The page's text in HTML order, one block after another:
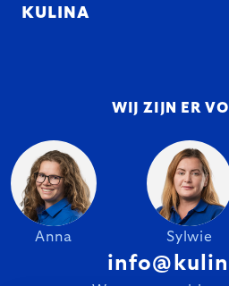
KULINA
WIJ ZIJN ER
Anna Sylwie